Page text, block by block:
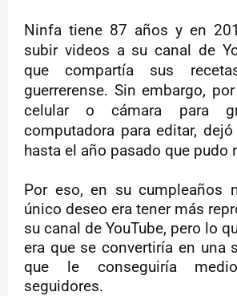
Ninfa tiene 87 años y en
subir videos a su canal de
que compartía sus
guerrerense. Sin embargo,
celular o cámara para
computadora para editar,
hasta el año pasado que pudo
Por eso, en su cumpleaños
único deseo era tener más
su canal de YouTube, pero lo
era que se convertiría en una
que le conseguiría
seguidores.